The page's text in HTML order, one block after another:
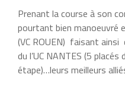
Prenant la course à son
pourtant bien manoeuvré
(VC ROUEN) faisant ainsi
du l’UC NANTES (5
étape)…leurs meilleurs